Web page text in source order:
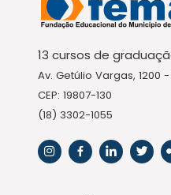
13 cursos de
Av. Getúlio Vargas, 1200
CEP: 19807-130
(18) 3302-1055